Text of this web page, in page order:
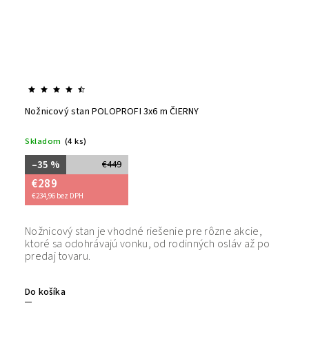
Nožnicový stan POLOPROFI 3x6 m ČIERNY
Skladom (4 ks)
€449
–35 %
€289
€234,96 bez DPH
Do košíka
Nožnicový stan je vhodné riešenie pre rôzne akcie,
ktoré sa odohrávajú vonku, od rodinných osláv až po
predaj tovaru.